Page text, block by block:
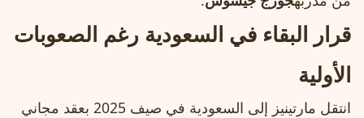
قرار البقاء في السعودية رغم الصعوبات
الأولية
انتقل مارتينيز إلى السعودية في صيف 2025 بعقد مجاني